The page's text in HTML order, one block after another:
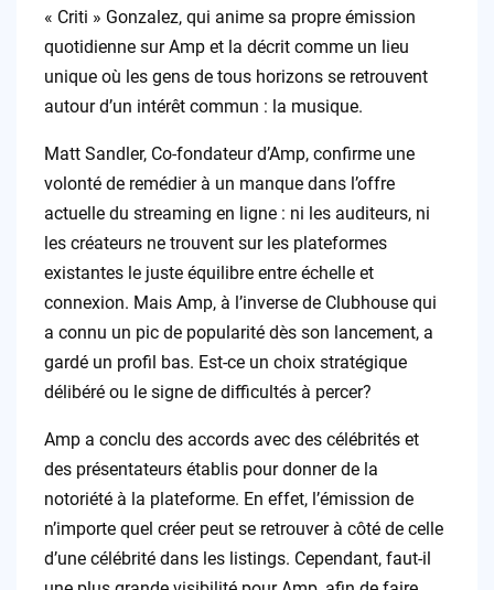
« Criti » Gonzalez, qui anime sa propre émission
quotidienne sur Amp et la décrit comme un lieu
unique où les gens de tous horizons se retrouvent
autour d’un intérêt commun : la musique.
Matt Sandler, Co-fondateur d’Amp, confirme une
volonté de remédier à un manque dans l’offre
actuelle du streaming en ligne : ni les auditeurs, ni
les créateurs ne trouvent sur les plateformes
existantes le juste équilibre entre échelle et
connexion. Mais Amp, à l’inverse de Clubhouse qui
a connu un pic de popularité dès son lancement, a
gardé un profil bas. Est-ce un choix stratégique
délibéré ou le signe de difficultés à percer?
Amp a conclu des accords avec des célébrités et
des présentateurs établis pour donner de la
notoriété à la plateforme. En effet, l’émission de
n’importe quel créer peut se retrouver à côté de celle
d’une célébrité dans les listings. Cependant, faut-il